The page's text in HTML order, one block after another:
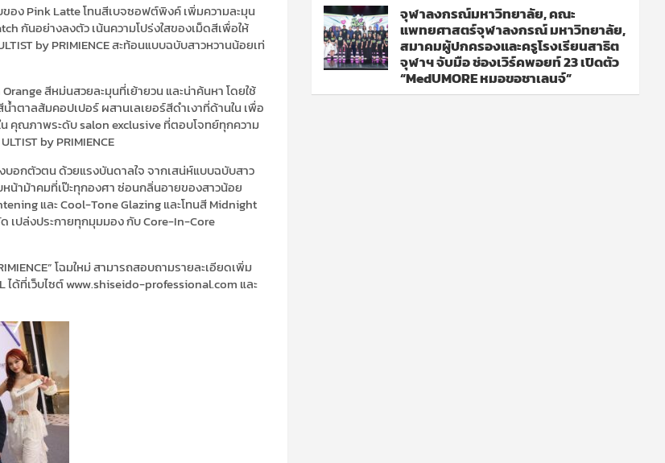
อง Pink Latte โทนสีเบจซอฟต์พิงค์ เพิ่มความละมุน
กันอย่างลงตัว เน้นความโปร่งใสของเม็ดสีเพื่อให้
by PRIMIENCE สะท้อนแบบฉบับสาวหวานน้อยเท่
สีหม่นสวยละมุนที่เย้ายวน และน่าค้นหา โดยใช้
ตาลส้มคอปเปอร์ ผสานเลเยอร์สีดำเงาที่ด้านใน เพื่อ
น คุณภาพระดับ salon exclusive ที่ตอบโจทย์ทุกความ
by PRIMIENCE
อกตัวตน ด้วยแรงบันดาลใจ จากเสน่ห์แบบฉบับสาว
น้าม้าคมที่เป๊ะทุกองศา ซ่อนกลิ่นอายของสาวน้อย
และ Cool-Tone Glazing และโทนสี Midnight
เปล่งประกายทุกมุมมอง กับ Core-In-Core
โฉมใหม่ สามารถสอบถามรายละเอียดเพิ่ม
ได้ที่เว็บไซต์ www.shiseido-professional.com และ
จุฬาลงกรณ์มหาวิทยาลัย, คณะ
แพทยศาสตร์จุฬาลงกรณ์ มหาวิทยาลัย,
สมาคมผู้ปกครองและครูโรงเรียนสาธิต
จุฬาฯ จับมือ ช่องเวิร์คพอยท์ 23 เปิดตัว
“MedUMORE หมอขอชาเลนจ์”